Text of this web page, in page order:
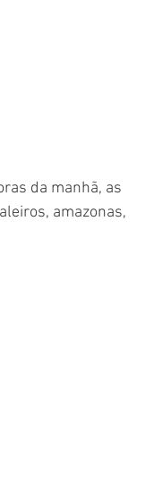
da manhã, as
amazonas,